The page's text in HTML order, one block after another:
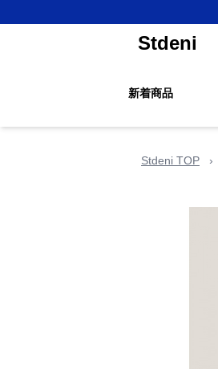
Stdeni
新着商品
Stdeni TOP ›